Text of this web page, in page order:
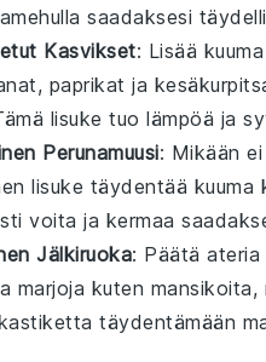
saadaksesi
Kasvikset: Lisää
, paprikat ja
lisuke tuo lämpöä ja
Perunamuusi: Mikään
lisuke täydentää kuuma
voita ja kermaa
Jälkiruoka: Päätä ateria
marjoja kuten mansikoita,
täydentämään